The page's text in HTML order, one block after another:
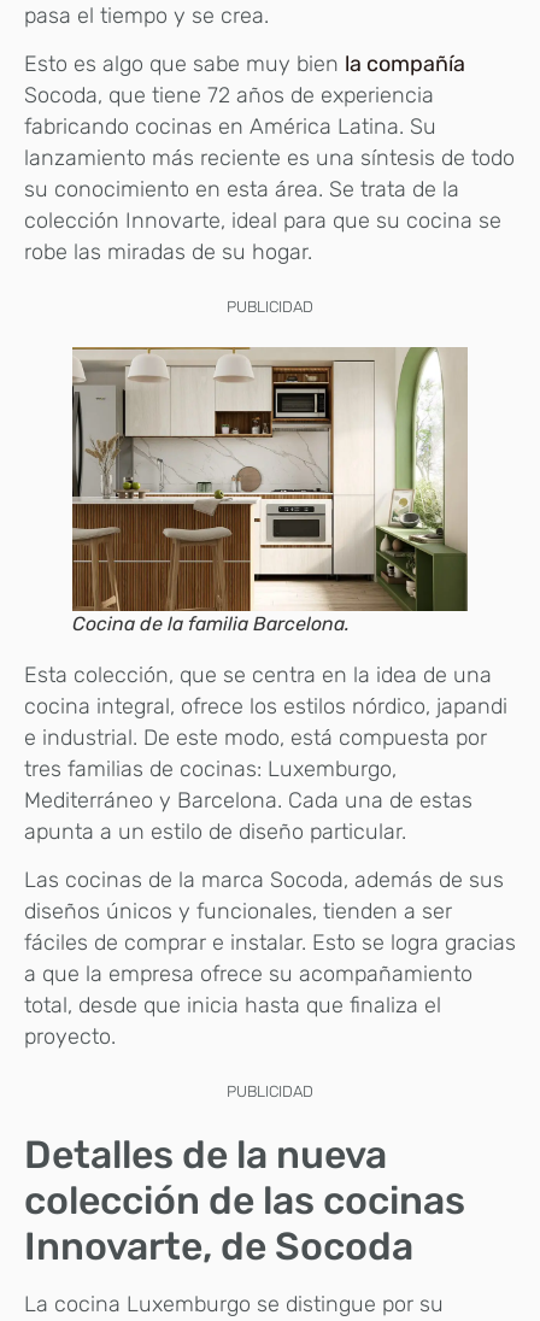
pasa el tiempo y se crea.
Esto es algo que sabe muy bien la compañía
Socoda, que tiene 72 años de experiencia
fabricando cocinas en América Latina. Su
lanzamiento más reciente es una síntesis de todo
su conocimiento en esta área. Se trata de la
colección Innovarte, ideal para que su cocina se
robe las miradas de su hogar.
PUBLICIDAD
Cocina de la familia Barcelona.
Esta colección, que se centra en la idea de una
cocina integral, ofrece los estilos nórdico, japandi
e industrial. De este modo, está compuesta por
tres familias de cocinas: Luxemburgo,
Mediterráneo y Barcelona. Cada una de estas
apunta a un estilo de diseño particular.
Las cocinas de la marca Socoda, además de sus
diseños únicos y funcionales, tienden a ser
fáciles de comprar e instalar. Esto se logra gracias
a que la empresa ofrece su acompañamiento
total, desde que inicia hasta que finaliza el
proyecto.
PUBLICIDAD
Detalles de la nueva
colección de las cocinas
Innovarte, de Socoda
La cocina Luxemburgo se distingue por su